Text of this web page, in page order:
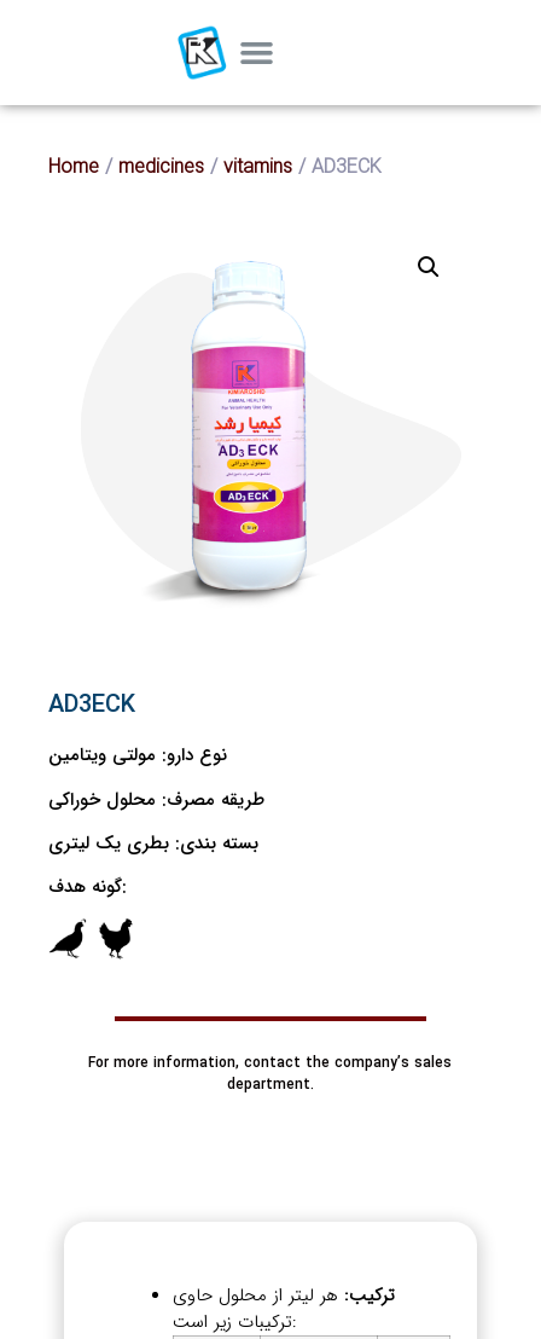
Home / medicines /vitamins / AD3ECK
AD3ECK
نوع دارو: مولتی ویتامین
طریقه مصرف: محلول خوراکی
بسته بندی: بطری یک لیتری
گونه هدف:
For more information, contact the company’s sales
department.
ترکیب: هر لیتر از محلول حاوی
ترکیبات زیر است: